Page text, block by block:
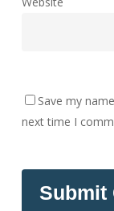
Save my
next time I